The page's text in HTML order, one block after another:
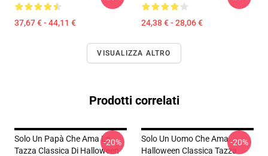
37,67 € - 44,11 € 24,38 € - 28,06 €
VISUALIZZA ALTRO
Prodotti correlati
Solo Un Papà Che Ama La
Tazza Classica Di Halloween
-20%
Solo Un Uomo Che Ama
Halloween Classica Tazza
-20%